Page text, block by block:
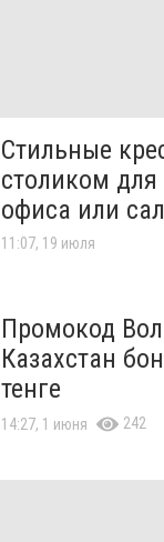
Стильные
столиком
офиса или
11:07, 19 июля
Промокод
Казахстан
тенге
14:27, 1 июня 242